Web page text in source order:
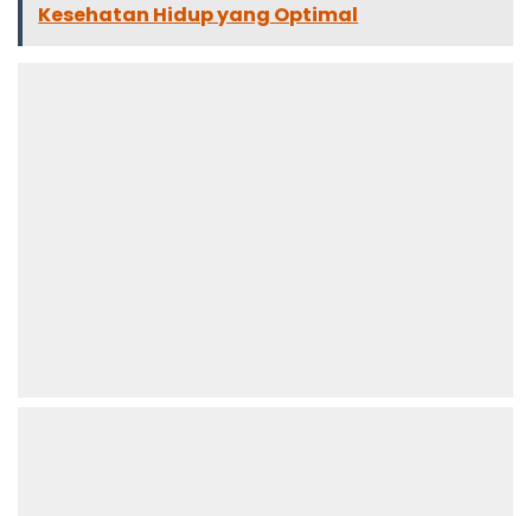
Kesehatan Hidup yang Optimal